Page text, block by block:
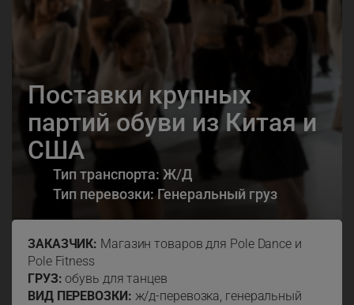
Поставки крупных
партий обуви из Китая и
США
Тип транспорта: Ж/Д
Тип перевозки: Генеральный груз
ЗАКАЗЧИК: Магазин товаров для Pole Dance и
Pole Fitness
ГРУЗ: обувь для танцев
ВИД ПЕРЕВОЗКИ: ж/д-перевозка, генеральный